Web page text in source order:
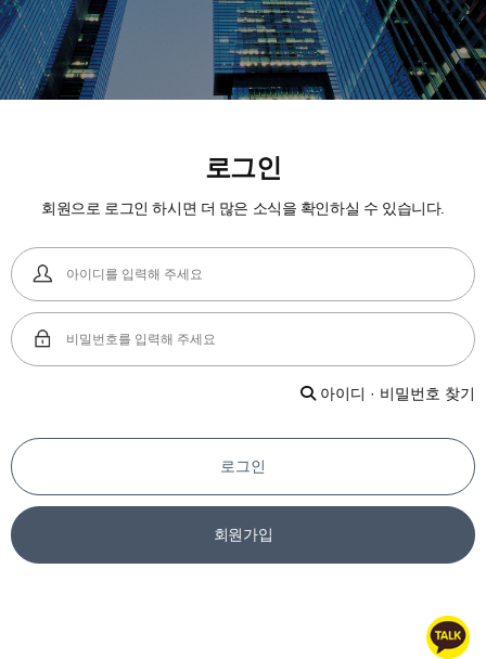
로그인
회원으로 로그인 하시면 더 많은 소식을 확인하실 수 있습니다.
아이디 · 비밀번호 찾기
로그인
회원가입